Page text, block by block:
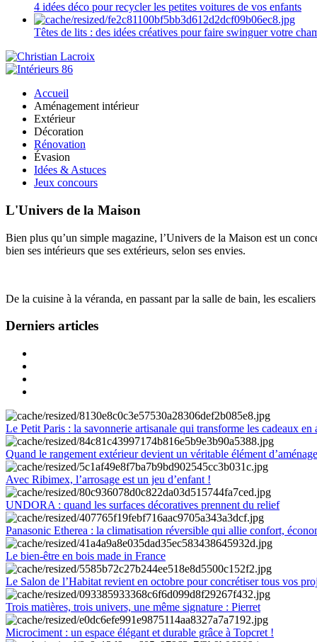
4 idées déco pour recycler les petites voitures de vos enfants
Têtes de lits : des idées créatives pour faire swinguer votre
Accueil
Aménagement intérieur
Extérieur
Décoration
Rénovation
Évasion
Idées & Astuces
Jeux concours
L'Univers de la Maison
Bien plus qu’un simple magazine, l’Univers de la Maison est un
bien ses intérieurs que ses extérieurs, selon ses envies.
De la cuisine à la véranda, en passant par la salle de bain, les
Derniers articles
Le Petit Paris : la savonnerie artisanale qui transforme les cadeaux en
Quand le rangement extérieur devient un véritable élément
Avec Ribimex, l’arrosage est un jeu d’enfant !
UNDORA : quand les surfaces décoratives prennent du relief
Panasonic Etherea : la climatisation réversible qui allie confort,
Le bien-être en bois made in France
Le Salon de l’Habitat revient en octobre pour concrétiser tous vos
Trois matières, trois univers, une même signature : Pierret
Microciment : un espace élégant et durable grâce à Topcret !